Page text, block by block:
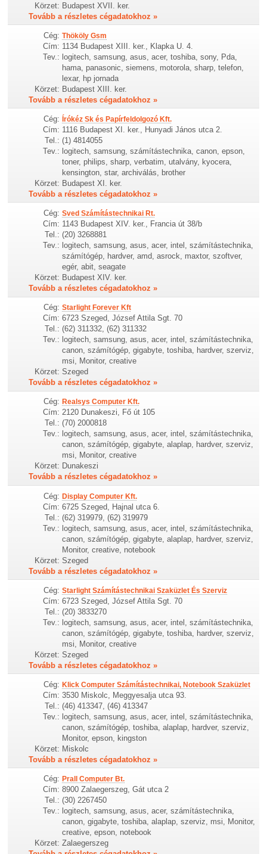
Körzet: Budapest XVII. ker.
Tovább a részletes cégadatokhoz »
Cég: Thököly Gsm
Cím: 1134 Budapest XIII. ker., Klapka U. 4.
Tev.: logitech, samsung, asus, acer, toshiba, sony, Pda,
hama, panasonic, siemens, motorola, sharp, telefon,
lexar, hp jornada
Körzet: Budapest XIII. ker.
Tovább a részletes cégadatokhoz »
Cég: Írókéz Sk és Papírfeldolgozó Kft.
Cím: 1116 Budapest XI. ker., Hunyadi János utca 2.
Tel.: (1) 4814055
Tev.: logitech, samsung, számítástechnika, canon, epson,
toner, philips, sharp, verbatim, utalvány, kyocera,
kensington, star, archiválás, brother
Körzet: Budapest XI. ker.
Tovább a részletes cégadatokhoz »
Cég: Sved Számítástechnikai Rt.
Cím: 1143 Budapest XIV. ker., Francia út 38/b
Tel.: (20) 3268881
Tev.: logitech, samsung, asus, acer, intel, számítástechnika,
számítógép, hardver, amd, asrock, maxtor, szoftver,
egér, abit, seagate
Körzet: Budapest XIV. ker.
Tovább a részletes cégadatokhoz »
Cég: Starlight Forever Kft
Cím: 6723 Szeged, József Attila Sgt. 70
Tel.: (62) 311332, (62) 311332
Tev.: logitech, samsung, asus, acer, intel, számítástechnika,
canon, számítógép, gigabyte, toshiba, hardver, szerviz,
msi, Monitor, creative
Körzet: Szeged
Tovább a részletes cégadatokhoz »
Cég: Realsys Computer Kft.
Cím: 2120 Dunakeszi, Fő út 105
Tel.: (70) 2000818
Tev.: logitech, samsung, asus, acer, intel, számítástechnika,
canon, számítógép, gigabyte, alaplap, hardver, szerviz,
msi, Monitor, creative
Körzet: Dunakeszi
Tovább a részletes cégadatokhoz »
Cég: Display Computer Kft.
Cím: 6725 Szeged, Hajnal utca 6.
Tel.: (62) 319979, (62) 319979
Tev.: logitech, samsung, asus, acer, intel, számítástechnika,
canon, számítógép, gigabyte, alaplap, hardver, szerviz,
Monitor, creative, notebook
Körzet: Szeged
Tovább a részletes cégadatokhoz »
Cég: Starlight Számítástechnikai Szaküzlet És Szerviz
Cím: 6723 Szeged, József Attila Sgt. 70
Tel.: (20) 3833270
Tev.: logitech, samsung, asus, acer, intel, számítástechnika,
canon, számítógép, gigabyte, toshiba, hardver, szerviz,
msi, Monitor, creative
Körzet: Szeged
Tovább a részletes cégadatokhoz »
Cég: Klick Computer Számítástechnikai, Notebook Szaküzlet
Cím: 3530 Miskolc, Meggyesalja utca 93.
Tel.: (46) 413347, (46) 413347
Tev.: logitech, samsung, asus, acer, intel, számítástechnika,
canon, számítógép, toshiba, alaplap, hardver, szerviz,
Monitor, epson, kingston
Körzet: Miskolc
Tovább a részletes cégadatokhoz »
Cég: Prall Computer Bt.
Cím: 8900 Zalaegerszeg, Gát utca 2
Tel.: (30) 2267450
Tev.: logitech, samsung, asus, acer, számítástechnika,
canon, gigabyte, toshiba, alaplap, szerviz, msi, Monitor,
creative, epson, notebook
Körzet: Zalaegerszeg